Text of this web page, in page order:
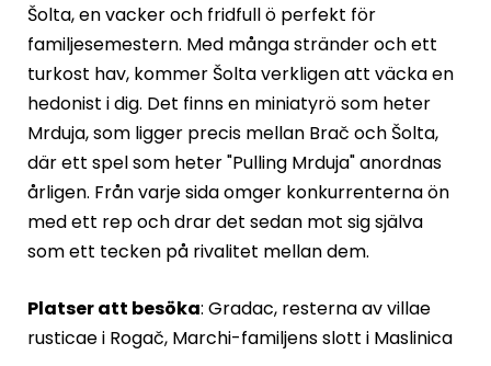
Šolta, en vacker och fridfull ö perfekt för
familjesemestern. Med många stränder och ett
turkost hav, kommer Šolta verkligen att väcka en
hedonist i dig. Det finns en miniatyrö som heter
Mrduja, som ligger precis mellan Brač och Šolta,
där ett spel som heter "Pulling Mrduja" anordnas
årligen. Från varje sida omger konkurrenterna ön
med ett rep och drar det sedan mot sig själva
som ett tecken på rivalitet mellan dem.
Platser att besöka: Gradac, resterna av villae
rusticae i Rogač, Marchi-familjens slott i Maslinica